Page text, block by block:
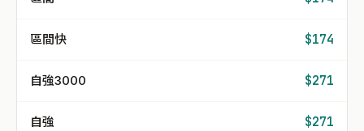
區間快 $174
自強3000 $271
自強 $271